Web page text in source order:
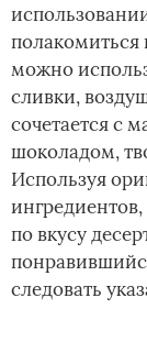
полакомиться
можно
сливки,
сочетается с
шоколадом,
Используя
по вкусу
следовать